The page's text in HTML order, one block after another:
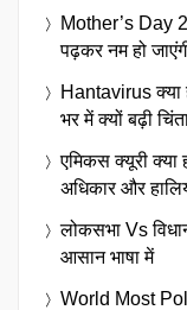
Mother’s Day
पढ़कर नम हो
Hantavirus क्या
भर में क्यों बढ़ी
एमिकस क्यूरी क्या
अधिकार और
लोकसभा Vs
आसान भाषा में
World Most